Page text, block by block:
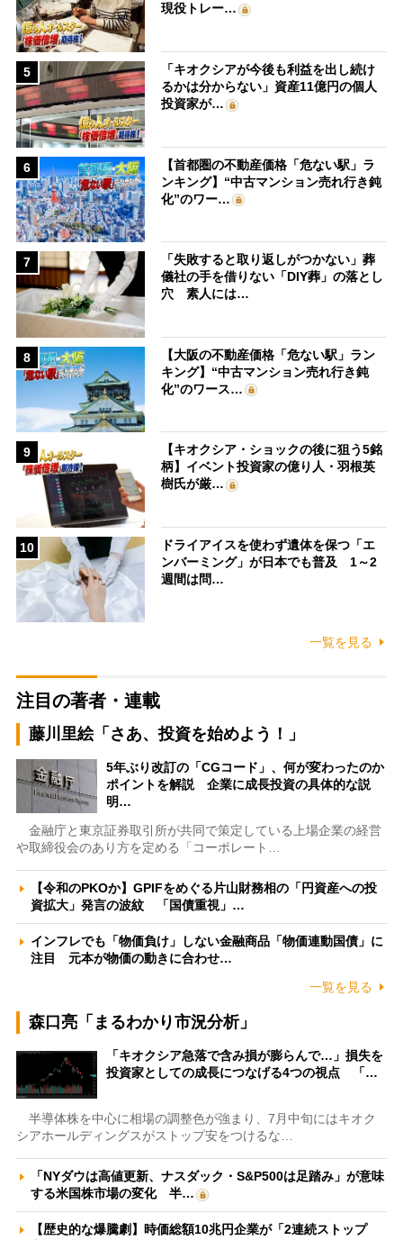
現役トレー…
5
「キオクシアが今後も利益を出し続け
るかは分からない」資産11億円の個人
投資家が…
6
【首都圏の不動産価格「危ない駅」ラ
ンキング】“中古マンション売れ行き鈍
化”のワー…
7
「失敗すると取り返しがつかない」葬
儀社の手を借りない「DIY葬」の落とし
穴 素人には…
8
【大阪の不動産価格「危ない駅」ラン
キング】“中古マンション売れ行き鈍
化”のワース…
9
【キオクシア・ショックの後に狙う5銘
柄】イベント投資家の億り人・羽根英
樹氏が厳…
10
ドライアイスを使わず遺体を保つ「エ
ンバーミング」が日本でも普及 1～2
週間は問…
一覧を見る
注目の著者・連載
藤川里絵「さあ、投資を始めよう！」
5年ぶり改訂の「CGコード」、何が変わったのか
ポイントを解説 企業に成長投資の具体的な説
明…
金融庁と東京証券取引所が共同で策定している上場企業の経営
や取締役会のあり方を定める「コーポレート…
【令和のPKOか】GPIFをめぐる片山財務相の「円資産への投
資拡大」発言の波紋 「国債重視」…
インフレでも「物価負け」しない金融商品「物価連動国債」に
注目 元本が物価の動きに合わせ…
一覧を見る
森口亮「まるわかり市況分析」
「キオクシア急落で含み損が膨らんで…」損失を
投資家としての成長につなげる4つの視点 「…
半導体株を中心に相場の調整色が強まり、7月中旬にはキオク
シアホールディングスがストップ安をつけるな…
「NYダウは高値更新、ナスダック・S&P500は足踏み」が意味
する米国株市場の変化 半…
【歴史的な爆騰劇】時価総額10兆円企業が「2連続ストップ